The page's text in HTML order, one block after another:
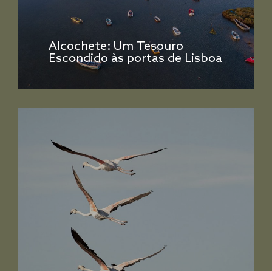
Alcochete: Um Tesouro
Escondido às portas de Lisboa